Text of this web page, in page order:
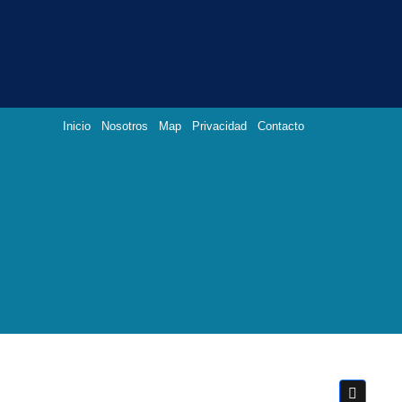
Inicio Nosotros Map Privacidad Contacto